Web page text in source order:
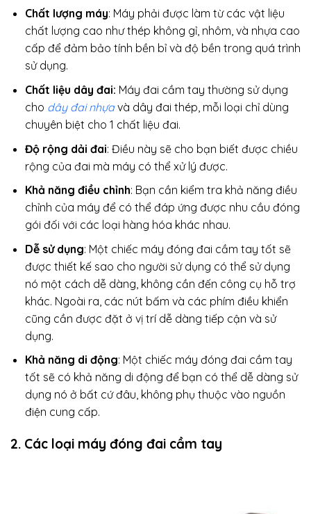
Chất lượng máy: Máy phải được làm từ các vật liệu
chất lượng cao như thép không gỉ, nhôm, và nhựa cao
cấp để đảm bảo tính bền bỉ và độ bền trong quá trình
sử dụng.
Chất liệu dây đai: Máy đai cầm tay thường sử dụng
cho dây đai nhựavà dây đai thép, mỗi loại chỉ dùng
chuyên biệt cho 1 chất liệu đai.
Độ rộng dải đai: Điều này sẽ cho bạn biết được chiều
rộng của đai mà máy có thể xử lý được.
Khả năng điều chỉnh: Bạn cần kiểm tra khả năng điều
chỉnh của máy để có thể đáp ứng được nhu cầu đóng
gói đối với các loại hàng hóa khác nhau.
Dễ sử dụng: Một chiếc máy đóng đai cầm tay tốt sẽ
được thiết kế sao cho người sử dụng có thể sử dụng
nó một cách dễ dàng, không cần đến công cụ hỗ trợ
khác. Ngoài ra, các nút bấm và các phím điều khiển
cũng cần được đặt ở vị trí dễ dàng tiếp cận và sử
dụng.
Khả năng di động: Một chiếc máy đóng đai cầm tay
tốt sẽ có khả năng di động để bạn có thể dễ dàng sử
dụng nó ở bất cứ đâu, không phụ thuộc vào nguồn
điện cung cấp.
2. Các loại máy đóng đai cầm tay